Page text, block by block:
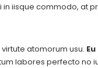
iisque commodo, at
atomorum usu.
labores perfecto no